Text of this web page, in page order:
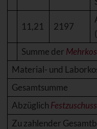
11,21 2197
Summe der
Material- und
Gesamtsumme
Abzüglich Festzuschuss
Zu zahlender